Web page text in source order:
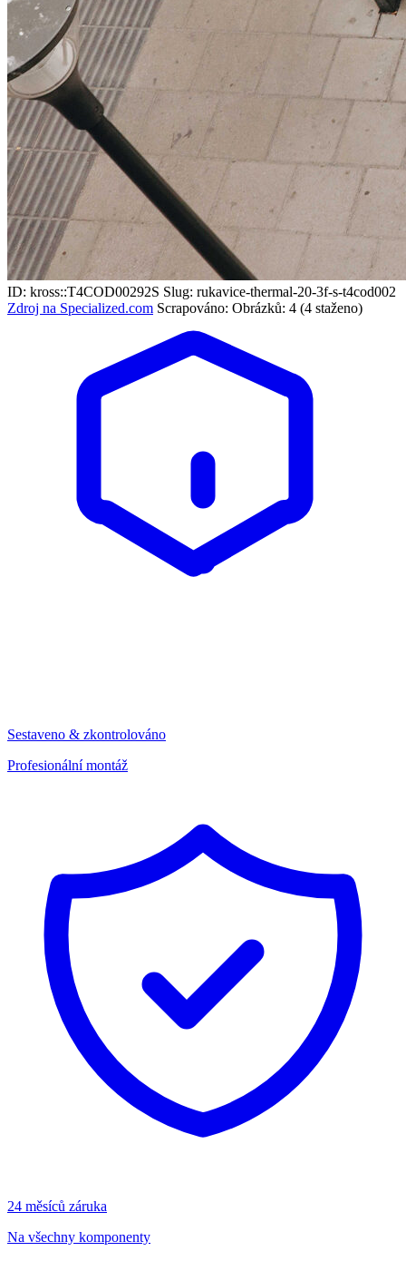
ID: kross::T4COD00292S Slug: rukavice-thermal-20-3f-s-t4cod002
Zdroj na Specialized.com Scrapováno: Obrázků: 4 (4 staženo)
Sestaveno & zkontrolováno
Profesionální montáž
24 měsíců záruka
Na všechny komponenty